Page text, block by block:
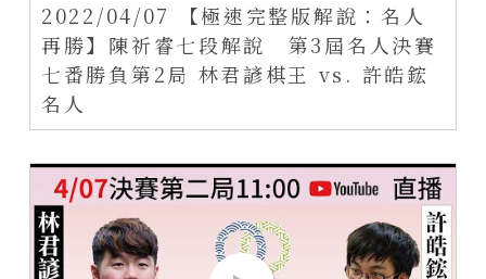
2022/04/07 【極速完整版解說：名人
再勝】陳祈睿七段解說 第3屆名人決賽
七番勝負第2局 林君諺棋王 vs. 許皓鋐
名人